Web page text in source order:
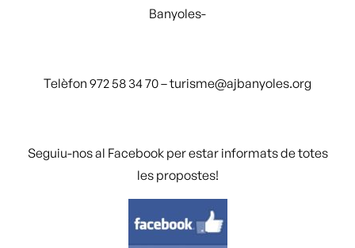
Banyoles-
Telèfon 972 58 34 70 – turisme@ajbanyoles.org
Seguiu-nos al Facebook per estar informats de totes
les propostes!